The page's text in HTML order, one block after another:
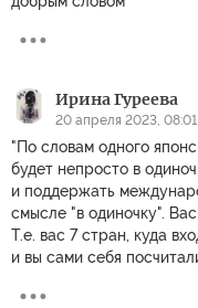
Ирина Гуреева
20 апреля 2023, 08:01
"По словам одного
будет непросто в
и поддержать
смысле "в одиночку".
Т.е. вас 7 стран, куда
и вы сами себя